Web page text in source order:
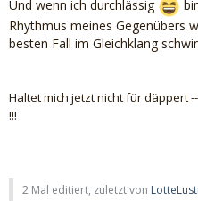
Und wenn ich durchlässig
Rhythmus meines Gegenübers
besten Fall im Gleichklang
Haltet mich jetzt nicht für däppert
!!!
2 Mal editiert, zuletzt von